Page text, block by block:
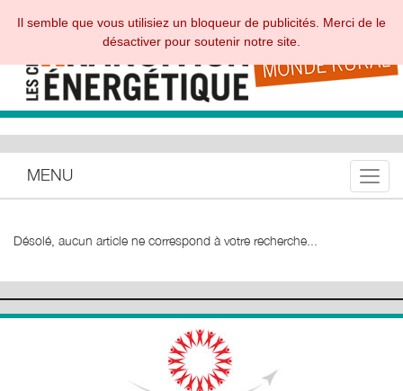
MENU
Désolé, aucun article ne correspond à votre recherche...
Il semble que vous utilisiez un bloqueur de publicités. Merci de le
désactiver pour soutenir notre site.